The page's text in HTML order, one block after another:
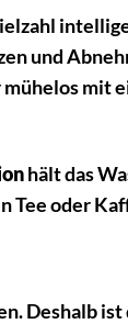
und
mühelos
hält das
oder
Deshalb